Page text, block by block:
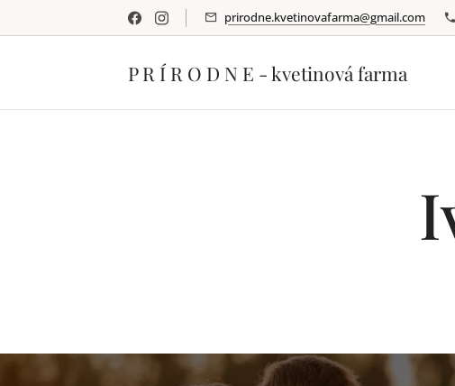
prirodne.kvetinovafarma@gmail.com
P R Í R O D N E - kvetinová farma